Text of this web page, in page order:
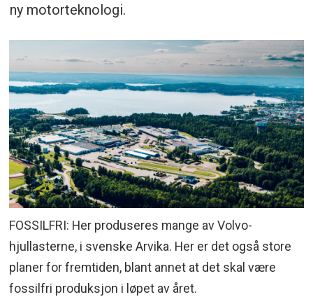
ny motorteknologi.
FOSSILFRI: Her produseres mange av Volvo-
hjullasterne, i svenske Arvika. Her er det også store
planer for fremtiden, blant annet at det skal være
fossilfri produksjon i løpet av året.